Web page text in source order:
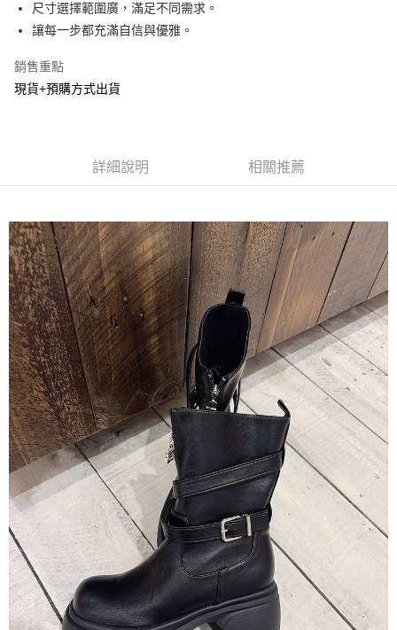
Google Pay
相關說明
【關於「AFTEE先享後付」】
３．安心：先確認商品／服務後，再付款。
結帳頁面，進行簡訊認證並確認金額後，即可完成結帳。
２．訂單成立數日內，您將收到繳費通知簡訊。
３．收到繳費通知簡訊後14天內，點擊此簡訊中的連結，可透過四大超商／
ATM／網路銀行／等多元方式進行付款，方視為交易完成。
※ 請注意：結帳手續完成當下不需立刻繳費，但若您需要取消訂單，請聯絡
購買商品的店家。未經商家同意取消之訂單仍視為有效，需透過AFTEE先享
後付繳納相關費用。
※ 交易是否成功請以「AFTEE先享後付 」之結帳頁面顯示為準，若有關於
是否繳費成功／繳費後需取消欲退款等相關疑問，請聯繫「AFTEE先享後付
客戶支援中心」https://netprotections.freshdesk.com/support/home
【注意事項】
１．透過由恩沛科技股份有限公司提供之「AFTEE先享後付」服務完成之交
易，需依本服務之必要範圍內提供個人資料，並將交易相關給付款項請求債
權轉讓予恩沛科技股份有限公司。
２．關於個人資料處理事宜，請瀏覽以下網址：
https://aftee.tw/terms/#terms3
３．未成年的使用者請事先徵得法定代理人或監護人之同意方可使用
「AFTEE先享後付」，若未經同意申辦者引起之損失，本公司不負相關責
任。
４．使用「AFTEE先享後付」時，將依據個別帳號之用戶狀況，依本公司即
時審查核予不同之上限額度；若仍有額度不足之情形，本公司將視審查結果
請求用戶進行身份認證。
５．嚴禁一人註冊多個帳號或使用他人資訊註冊。若發現惡意使用之情形，
恩沛科技股份有限公司將有權停止該用戶之使用額度並採取法律行動。
付款後全家取貨
每筆NT$60，滿NT$800(含以上)免運費
7-11貨到付款
每筆NT$60，滿NT$800(含以上)免運費
付款後7-11取貨
每筆NT$60，滿NT$800(含以上)免運費
郵局宅配
每筆NT$70，滿NT$1,500(含以上)免運費
郵局貨到付款
每筆NT$100，滿NT$1,500(含以上)免運費
黑貓貨到付款
每筆NT$120，滿NT$2,000(含以上)免運費
尺寸選擇範圍廣，滿足不同需求。
讓每一步都充滿自信與優雅。
銷售重點
現貨+預購方式出貨
詳細說明 相關推薦